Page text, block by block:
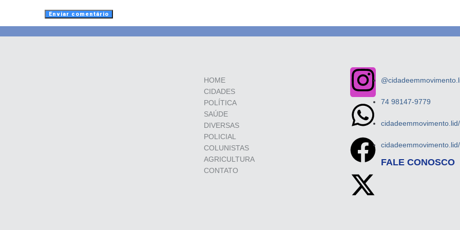
HOME
CIDADES
POLÍTICA
SAÚDE
DIVERSAS
POLICIAL
COLUNISTAS
AGRICULTURA
CONTATO
74 98147-9779
cidadeemmovimento.lid/
cidadeemmovimento.lid/
FALE CONOSCO